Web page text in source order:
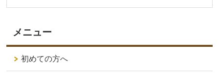
メニュー
初めての方へ